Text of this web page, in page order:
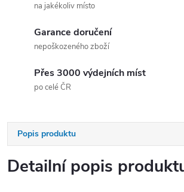
na jakékoliv místo
Garance doručení
nepoškozeného zboží
Přes 3000 výdejních míst
po celé ČR
Popis produktu
Detailní popis